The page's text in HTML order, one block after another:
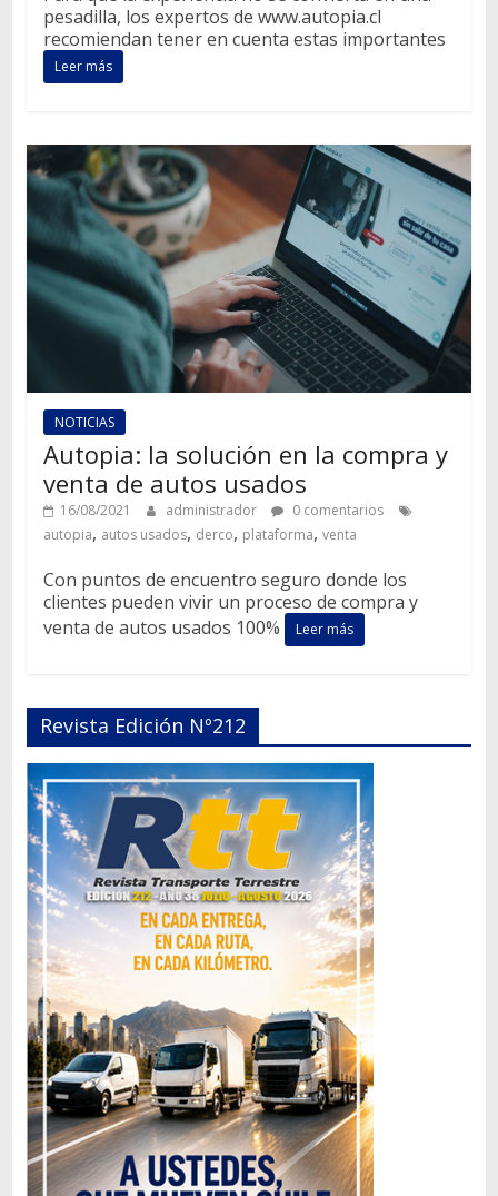
pesadilla, los expertos de www.autopia.cl
recomiendan tener en cuenta estas importantes
Leer más
NOTICIAS
Autopia: la solución en la compra y
venta de autos usados
16/08/2021 administrador
0 comentarios
autopia, autos usados, derco, plataforma, venta
Con puntos de encuentro seguro donde los
clientes pueden vivir un proceso de compra y
venta de autos usados 100%
Leer más
Revista Edición Nº212